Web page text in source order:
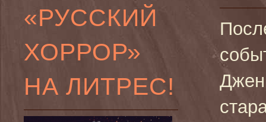
«РУССКИЙ
ХОРРОР»
НА ЛИТРЕС!